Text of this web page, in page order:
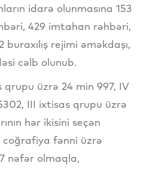
idarə olunmasına 153
429 imtahan rəhbəri,
rejimi əməkdaşı,
cəlb olunub.
üzrə 24 min 997, IV
III ixtisas qrupu üzrə
hər ikisini seçən
fənni üzrə
nəfər olmaqla,